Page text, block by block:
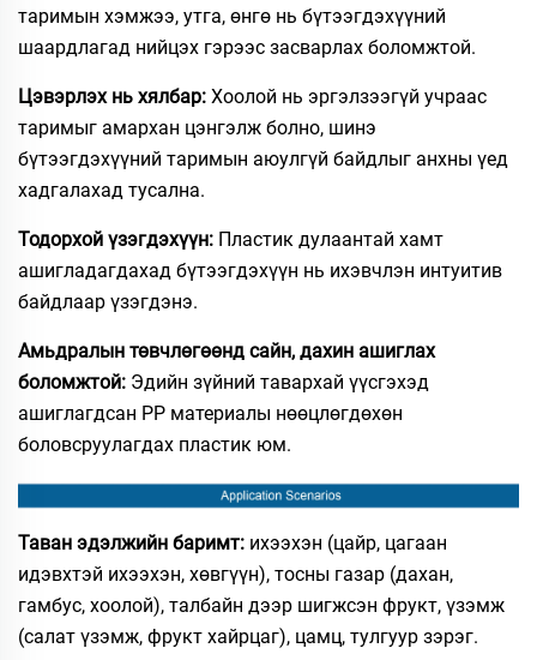
таримын хэмжээ, утга, өнгө нь бүтээгдэхүүний
шаардлагад нийцэх гэрээс засварлах боломжтой.
Цэвэрлэх нь хялбар: Хоолой нь эргэлзээгүй учраас
таримыг амархан цэнгэлж болно, шинэ
бүтээгдэхүүний таримын аюулгүй байдлыг анхны үед
хадгалахад тусална.
Тодорхой үзэгдэхүүн: Пластик дулаантай хамт
ашигладагдахад бүтээгдэхүүн нь ихэвчлэн интуитив
байдлаар үзэгдэнэ.
Амьдралын төвчлөгөөнд сайн, дахин ашиглах
боломжтой: Эдийн зүйний тавархай үүсгэхэд
ашиглагдсан PP материалы нөөцлөгдөхөн
боловсруулагдах пластик юм.
Таван эдэлжийн баримт: ихээхэн (цайр, цагаан
идэвхтэй ихээхэн, хөвгүүн), тосны газар (дахан,
гамбус, хоолой), талбайн дээр шигжсэн фрукт, үзэмж
(салат үзэмж, фрукт хайрцаг), цамц, тулгуур зэрэг.